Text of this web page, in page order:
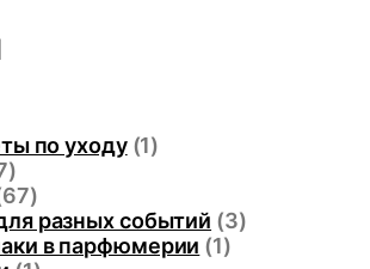
по уходу(1)
разных событий (3)
в парфюмерии (1)